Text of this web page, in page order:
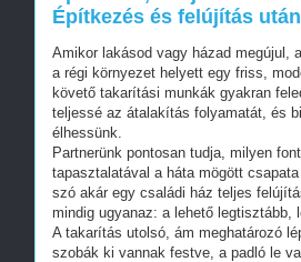
Építkezés és felújítás
Amikor lakásod vagy házad megújul,
a régi környezet helyett egy friss,
követő takarítási munkák gyakran
teljessé az átalakítás folyamatát, és
élhessünk.
Partnerünk pontosan tudja, milyen
tapasztalatával a háta mögött
szó akár egy családi ház teljes
mindig ugyanaz: a lehető legtisztább,
A takarítás utolsó, ám meghatározó
szobák ki vannak festve, a padló le